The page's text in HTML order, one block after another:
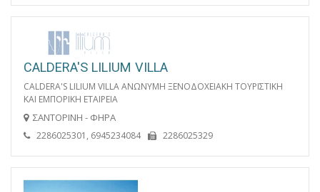
CALDERA'S LILIUM VILLA
CALDERA'S LILIUM VILLA ΑΝΩΝΥΜΗ ΞΕΝΟΔΟΧΕΙΑΚΗ ΤΟΥΡΙΣΤΙΚΗ
ΚΑΙ ΕΜΠΟΡΙΚΗ ΕΤΑΙΡΕΙΑ
ΣΑΝΤΟΡΙΝΗ - ΦΗΡΑ
2286025301, 6945234084 2286025329